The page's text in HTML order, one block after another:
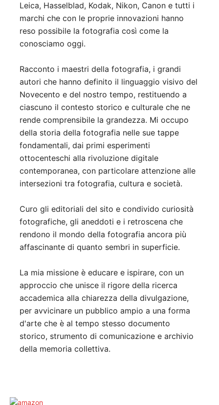
Leica, Hasselblad, Kodak, Nikon, Canon e tutti i
marchi che con le proprie innovazioni hanno
reso possibile la fotografia così come la
conosciamo oggi.
Racconto i maestri della fotografia, i grandi
autori che hanno definito il linguaggio visivo del
Novecento e del nostro tempo, restituendo a
ciascuno il contesto storico e culturale che ne
rende comprensibile la grandezza. Mi occupo
della storia della fotografia nelle sue tappe
fondamentali, dai primi esperimenti
ottocenteschi alla rivoluzione digitale
contemporanea, con particolare attenzione alle
intersezioni tra fotografia, cultura e società.
Curo gli editoriali del sito e condivido curiosità
fotografiche, gli aneddoti e i retroscena che
rendono il mondo della fotografia ancora più
affascinante di quanto sembri in superficie.
La mia missione è educare e ispirare, con un
approccio che unisce il rigore della ricerca
accademica alla chiarezza della divulgazione,
per avvicinare un pubblico ampio a una forma
d'arte che è al tempo stesso documento
storico, strumento di comunicazione e archivio
della memoria collettiva.